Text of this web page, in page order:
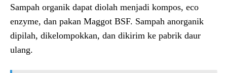
Sampah organik dapat diolah menjadi kompos, eco
enzyme, dan pakan Maggot BSF. Sampah anorganik
dipilah, dikelompokkan, dan dikirim ke pabrik daur
ulang.